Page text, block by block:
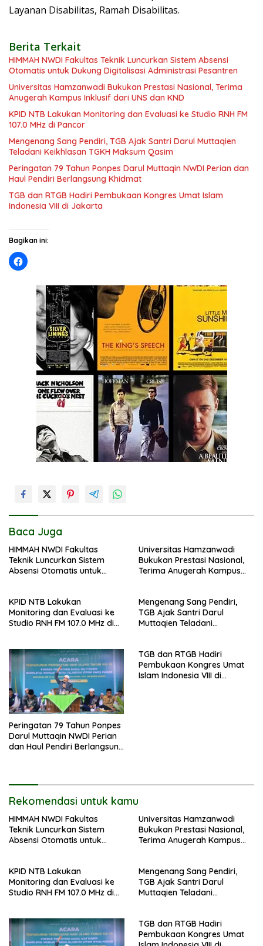
Layanan Disabilitas, Ramah Disabilitas.
Berita Terkait
HIMMAH NWDI Fakultas Teknik Luncurkan Sistem Absensi
Otomatis untuk Dukung Digitalisasi Administrasi Pesantren
Universitas Hamzanwadi Bukukan Prestasi Nasional, Terima
Anugerah Kampus Inklusif dari UNS dan KND
KPID NTB Lakukan Monitoring dan Evaluasi ke Studio RNH FM
107.0 MHz di Pancor
Mengenang Sang Pendiri, TGB Ajak Santri Darul Muttaqien
Teladani Keikhlasan TGKH Maksum Qasim
Peringatan 79 Tahun Ponpes Darul Muttaqin NWDI Perian dan
Haul Pendiri Berlangsung Khidmat
TGB dan RTGB Hadiri Pembukaan Kongres Umat Islam
Indonesia VIII di Jakarta
Bagikan ini:
Baca Juga
HIMMAH NWDI Fakultas
Teknik Luncurkan Sistem
Absensi Otomatis untuk
Universitas Hamzanwadi
Bukukan Prestasi Nasional,
Terima Anugerah Kampus
KPID NTB Lakukan
Monitoring dan Evaluasi ke
Studio RNH FM 107.0 MHz di
Mengenang Sang Pendiri,
TGB Ajak Santri Darul
Muttaqien Teladani
Peringatan 79 Tahun Ponpes
Darul Muttaqin NWDI Perian
dan Haul Pendiri Berlangsung
TGB dan RTGB Hadiri
Pembukaan Kongres Umat
Islam Indonesia VIII di
Rekomendasi untuk kamu
HIMMAH NWDI Fakultas
Teknik Luncurkan Sistem
Absensi Otomatis untuk
Universitas Hamzanwadi
Bukukan Prestasi Nasional,
Terima Anugerah Kampus
KPID NTB Lakukan
Monitoring dan Evaluasi ke
Studio RNH FM 107.0 MHz di
Mengenang Sang Pendiri,
TGB Ajak Santri Darul
Muttaqien Teladani
TGB dan RTGB Hadiri
Pembukaan Kongres Umat